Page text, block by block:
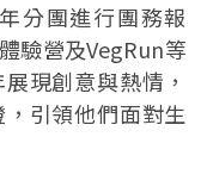
分團進行團務報
驗營及VegRun等
現創意與熱情，
引領他們面對生